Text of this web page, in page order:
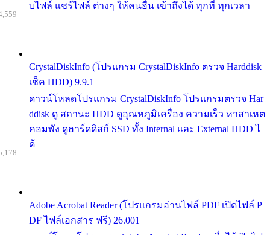
บไฟล์ แชร์ไฟล์ ต่างๆ ให้คนอื่น เข้าถึงได้ ทุกที่ ทุกเวลา
CrystalDiskInfo (โปรแกรม CrystalDiskInfo ตรวจ Harddisk
เช็ค HDD) 9.9.1
ดาวน์โหลดโปรแกรม CrystalDiskInfo โปรแกรมตรวจ Har
ddisk ดู สถานะ HDD ดูอุณหภูมิเครื่อง ความเร็ว หาสาเหต
คอมพัง ดูฮาร์ดดิสก์ SSD ทั้ง Internal และ External HDD ไ
ด้
Adobe Acrobat Reader (โปรแกรมอ่านไฟล์ PDF เปิดไฟล์ P
DF ไฟล์เอกสาร ฟรี) 26.001